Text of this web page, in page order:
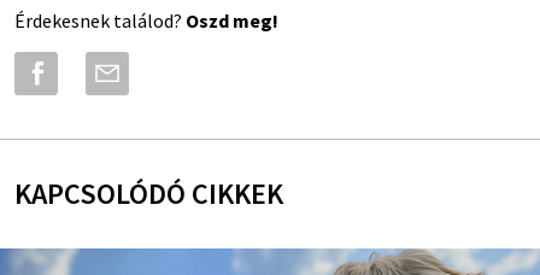
Érdekesnek találod? Oszd meg!
KAPCSOLÓDÓ CIKKEK